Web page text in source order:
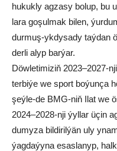
hu­kuk­ly ag­za­sy bo­lup, bu
la­ra go­şul­mak bi­len,
dur­muş-yk­dy­sa­dy taý­dan
der­li alyp bar­ýar.
Döw­le­ti­mi­ziň 2023–2027-
ter­bi­ýe we sport bo­ýun­ça
şeýle-de BMG-niň Ilat we
2024–2028-nji ýyl­lar üçin
du­my­za bil­di­ril­ýän uly
ýag­da­ýy­na esas­la­nyp,